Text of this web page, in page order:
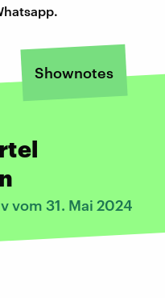
Shownotes
vom 31. Mai 2024